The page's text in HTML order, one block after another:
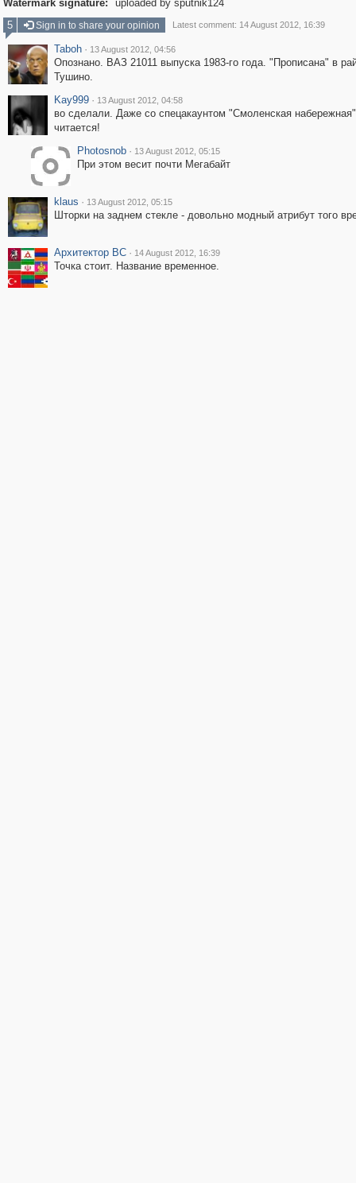
Watermark signature:
uploaded by sputnik124
5
Sign in to share your opinion Latest comment: 14 August 2012, 16:39
Taboh · 13 August 2012, 04:56
Опознано. ВАЗ 21011 выпуска 1983-го года. "Прописана" в
Тушино.
Kay999 · 13 August 2012, 04:58
во сделали. Даже со спецакаунтом "Смоленская
читается!
Photosnob · 13 August 2012, 05:15
При этом весит почти Мегабайт
klaus · 13 August 2012, 05:15
Шторки на заднем стекле - довольно модный атрибут того
Архитектор ВС · 14 August 2012, 16:39
Точка стоит. Название временное.